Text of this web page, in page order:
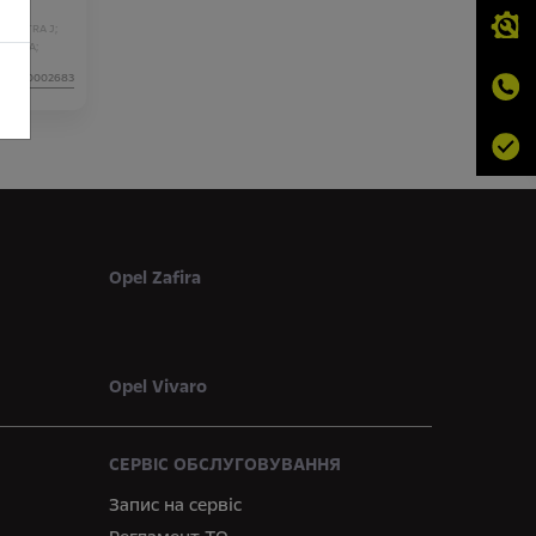
ASTRA J;
Opel Zafira
Opel Vivaro
СЕРВІС ОБСЛУГОВУВАННЯ
Запис на сервіс